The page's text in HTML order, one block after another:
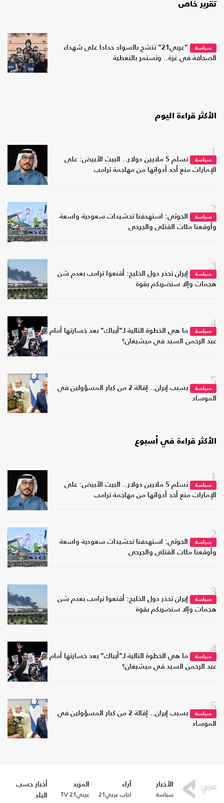
تقرير خاص
سياسة
"عربي21" تتشح بالسواد حدادا على شهداء
الصحافة في غزة.. وتستمر بالتغطية
الأكثر قراءة اليوم
1
سياسة
تسلم 5 ملايين دولار.. البيت الأبيض: على
الإمارات منع أحد أدواتها من مهاجمة ترامب
2
سياسة
الحوثي: استهدفنا تحشيدات سعودية واسعة
وأوقعنا مئات القتلى والجرحى
3
سياسة
إيران تحذر دول الخليج: أقنعوا ترامب بعدم شن
هجمات وإلا سنضربكم بقوة
4
سياسة
ما هي الخطوة التالية لـ"أيباك" بعد خسارتها أمام
عبد الرحمن السيد في ميشيغان؟
5
سياسة
بسبب إيران.. إقالة 2 من كبار المسؤولين في
الموساد
الأكثر قراءة في أسبوع
1
سياسة
تسلم 5 ملايين دولار.. البيت الأبيض: على
الإمارات منع أحد أدواتها من مهاجمة ترامب
2
سياسة
الحوثي: استهدفنا تحشيدات سعودية واسعة
وأوقعنا مئات القتلى والجرحى
3
سياسة
إيران تحذر دول الخليج: أقنعوا ترامب بعدم شن
هجمات وإلا سنضربكم بقوة
4
سياسة
ما هي الخطوة التالية لـ"أيباك" بعد خسارتها أمام
عبد الرحمن السيد في ميشيغان؟
5
سياسة
بسبب إيران.. إقالة 2 من كبار المسؤولين في
الموساد
الأخبار
سياسة
آراء
كتاب عربي21
المزيد
عربي21 TV
أخبار حسب
البلد